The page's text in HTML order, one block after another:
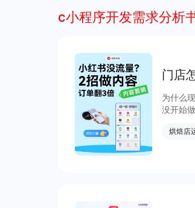
c小程序开发需求分析
门店
为什么
没开始
烘焙店